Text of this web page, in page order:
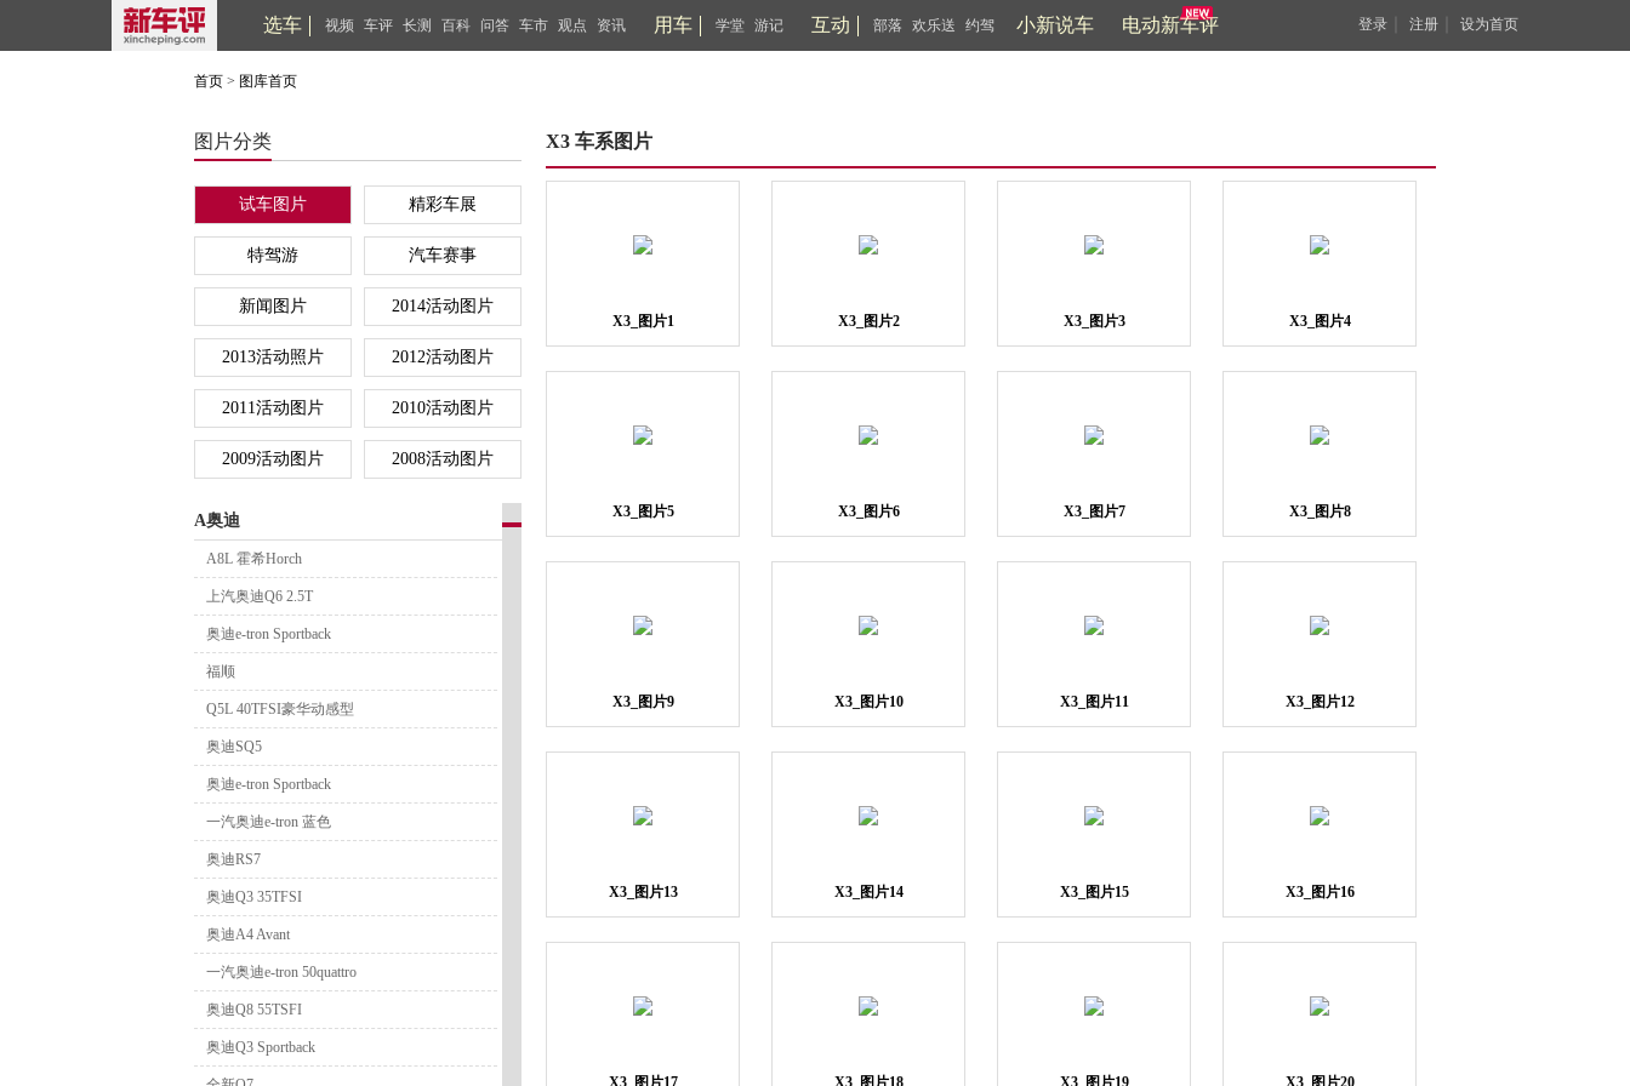
选车 视频 车评 长测 百科 问答 车市 观点 资讯 用车 学堂 游记 互动 部落 欢乐送 约驾 小新说车 电动新车评 登录 注册 设为首页
首页 > 图库首页
图片分类
试车图片 精彩车展
特驾游 汽车赛事
新闻图片 2014活动图片
2013活动照片 2012活动图片
2011活动图片 2010活动图片
2009活动图片 2008活动图片
A奥迪
A8L 霍希Horch
上汽奥迪Q6 2.5T
奥迪e-tron Sportback
福顺
Q5L 40TFSI豪华动感型
奥迪SQ5
奥迪e-tron Sportback
一汽奥迪e-tron 蓝色
奥迪RS7
奥迪Q3 35TFSI
奥迪A4 Avant
一汽奥迪e-tron 50quattro
奥迪Q8 55TSFI
奥迪Q3 Sportback
X3 车系图片
X3_图片1 X3_图片2 X3_图片3 X3_图片4
X3_图片5 X3_图片6 X3_图片7 X3_图片8
X3_图片9 X3_图片10 X3_图片11 X3_图片12
X3_图片13 X3_图片14 X3_图片15 X3_图片16
X3_图片17 X3_图片18 X3_图片19 X3_图片20